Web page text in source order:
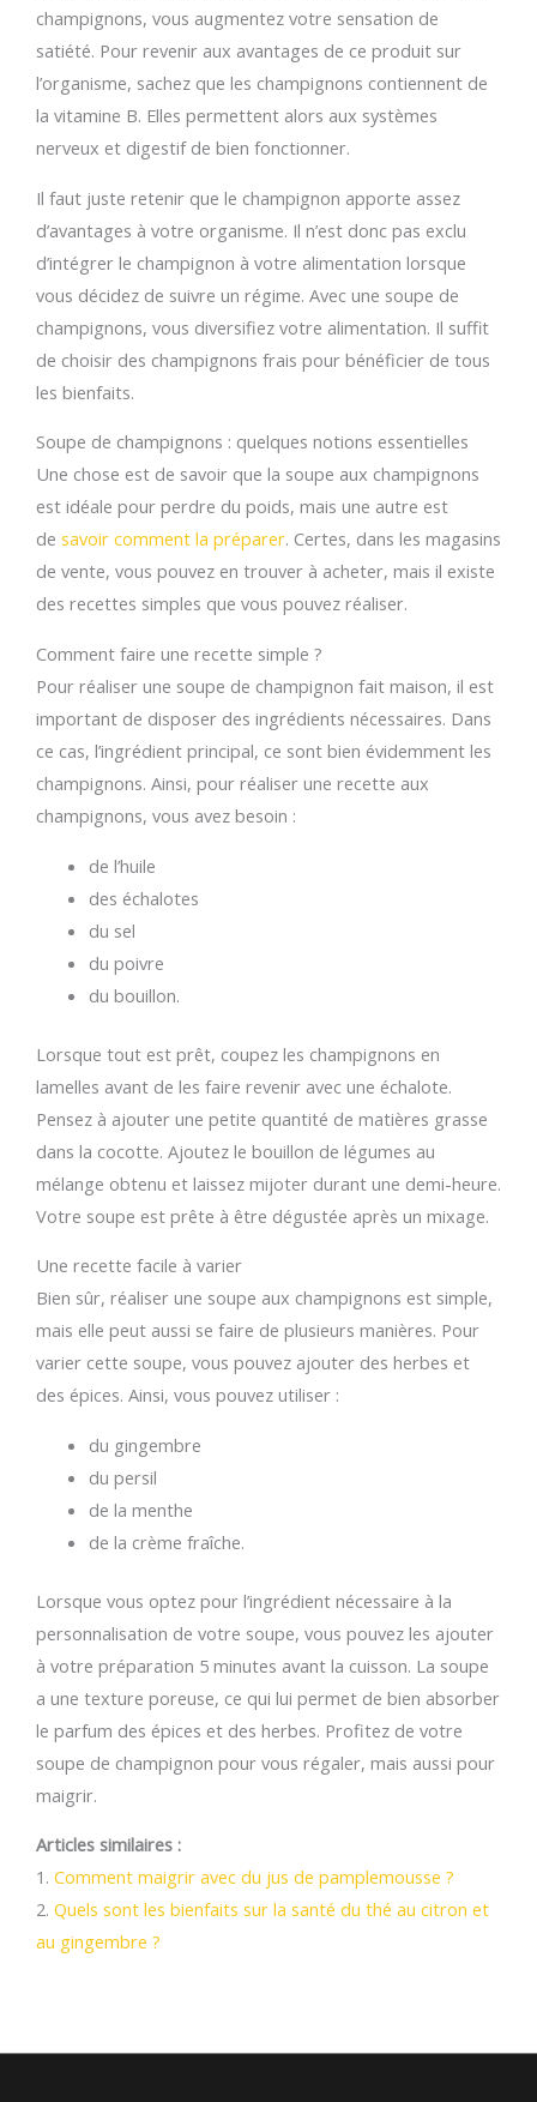
champignons, vous augmentez votre sensation de
satiété. Pour revenir aux avantages de ce produit sur
l’organisme, sachez que les champignons contiennent de
la vitamine B. Elles permettent alors aux systèmes
nerveux et digestif de bien fonctionner.
Il faut juste retenir que le champignon apporte assez
d’avantages à votre organisme. Il n’est donc pas exclu
d’intégrer le champignon à votre alimentation lorsque
vous décidez de suivre un régime. Avec une soupe de
champignons, vous diversifiez votre alimentation. Il suffit
de choisir des champignons frais pour bénéficier de tous
les bienfaits.
Soupe de champignons : quelques notions essentielles
Une chose est de savoir que la soupe aux champignons
est idéale pour perdre du poids, mais une autre est
de savoir comment la préparer. Certes, dans les magasins
de vente, vous pouvez en trouver à acheter, mais il existe
des recettes simples que vous pouvez réaliser.
Comment faire une recette simple ?
Pour réaliser une soupe de champignon fait maison, il est
important de disposer des ingrédients nécessaires. Dans
ce cas, l’ingrédient principal, ce sont bien évidemment les
champignons. Ainsi, pour réaliser une recette aux
champignons, vous avez besoin :
de l’huile
des échalotes
du sel
du poivre
du bouillon.
Lorsque tout est prêt, coupez les champignons en
lamelles avant de les faire revenir avec une échalote.
Pensez à ajouter une petite quantité de matières grasse
dans la cocotte. Ajoutez le bouillon de légumes au
mélange obtenu et laissez mijoter durant une demi-heure.
Votre soupe est prête à être dégustée après un mixage.
Une recette facile à varier
Bien sûr, réaliser une soupe aux champignons est simple,
mais elle peut aussi se faire de plusieurs manières. Pour
varier cette soupe, vous pouvez ajouter des herbes et
des épices. Ainsi, vous pouvez utiliser :
du gingembre
du persil
de la menthe
de la crème fraîche.
Lorsque vous optez pour l’ingrédient nécessaire à la
personnalisation de votre soupe, vous pouvez les ajouter
à votre préparation 5 minutes avant la cuisson. La soupe
a une texture poreuse, ce qui lui permet de bien absorber
le parfum des épices et des herbes. Profitez de votre
soupe de champignon pour vous régaler, mais aussi pour
maigrir.
Articles similaires :
1. Comment maigrir avec du jus de pamplemousse ?
2. Quels sont les bienfaits sur la santé du thé au citron et
au gingembre ?